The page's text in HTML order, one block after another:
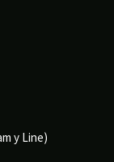
y Line)